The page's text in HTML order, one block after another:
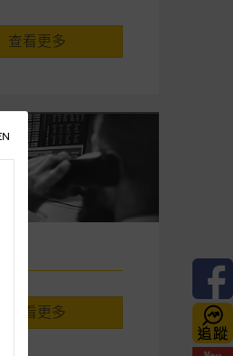
查看更多
查看更多